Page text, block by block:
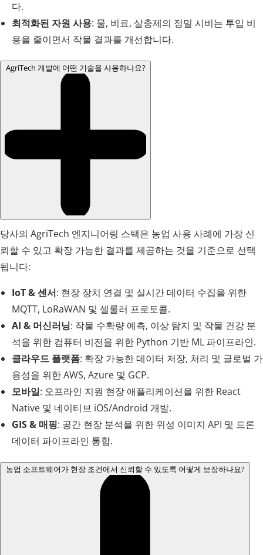
다.
최적화된 자원 사용: 물, 비료, 살충제의 정밀 시비는 투입 비
용을 줄이면서 작물 결과를 개선합니다.
AgriTech 개발에 어떤 기술을 사용하나요?
당사의 AgriTech 엔지니어링 스택은 농업 사용 사례에 가장 신
뢰할 수 있고 확장 가능한 결과를 제공하는 것을 기준으로 선택
됩니다:
IoT & 센서: 현장 장치 연결 및 실시간 데이터 수집을 위한
MQTT, LoRaWAN 및 셀룰러 프로토콜.
AI & 머신러닝: 작물 수확량 예측, 이상 탐지 및 작물 건강 분
석을 위한 컴퓨터 비전을 위한 Python 기반 ML 파이프라인.
클라우드 플랫폼: 확장 가능한 데이터 저장, 처리 및 글로벌 가
용성을 위한 AWS, Azure 및 GCP.
모바일: 오프라인 지원 현장 애플리케이션을 위한 React
Native 및 네이티브 iOS/Android 개발.
GIS & 매핑: 공간 현장 분석을 위한 위성 이미지 API 및 드론
데이터 파이프라인 통합.
농업 소프트웨어가 현장 조건에서 신뢰할 수 있도록 어떻게 보장하나요?